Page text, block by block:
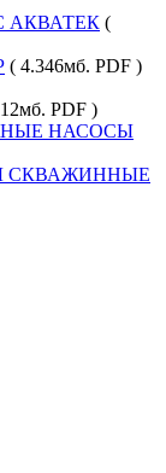
АКВАТЕК (
( 4.346мб. PDF )
PDF )
НАСОСЫ
СКВАЖИННЫЕ